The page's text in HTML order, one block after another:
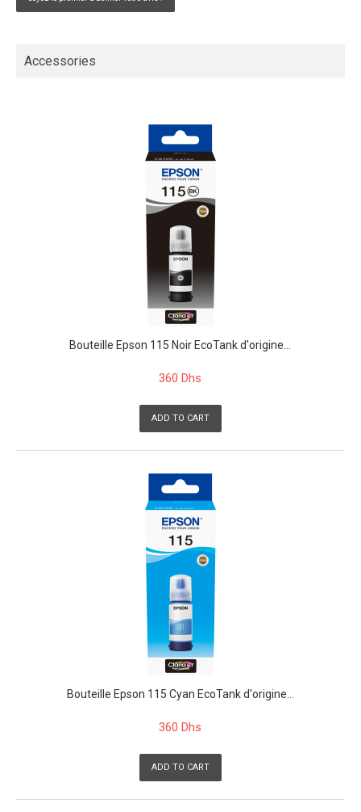
Accessories
Bouteille Epson 115 Noir EcoTank d'origine...
360 Dhs
ADD TO CART
Bouteille Epson 115 Cyan EcoTank d'origine...
360 Dhs
ADD TO CART